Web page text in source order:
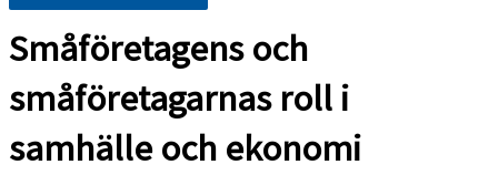
Småföretagens och
småföretagarnas roll i
samhälle och ekonomi